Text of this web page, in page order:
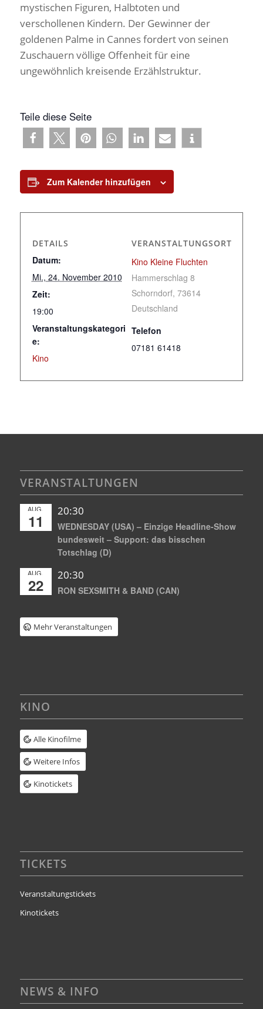
mystischen Figuren, Halbtoten und
verschollenen Kindern. Der Gewinner der
goldenen Palme in Cannes fordert von seinen
Zuschauern völlige Offenheit für eine
ungewöhnlich kreisende Erzählstruktur.
Teile diese Seite
Zum Kalender hinzufügen
DETAILS
Datum:
Mi., 24. November 2010
Zeit:
19:00
Veranstaltungskategori
e:
Kino
VERANSTALTUNGSORT
Kino Kleine Fluchten
Hammerschlag 8
Schorndorf, 73614
Deutschland
Telefon
07181 61418
VERANSTALTUNGEN
AUG.
11
20:30
WEDNESDAY (USA) – Einzige Headline-Show
bundesweit – Support: das bisschen
Totschlag (D)
AUG.
22
20:30
RON SEXSMITH & BAND (CAN)
Mehr Veranstaltungen
KINO
Alle Kinofilme
Weitere Infos
Kinotickets
TICKETS
Veranstaltungstickets
Kinotickets
NEWS & INFO